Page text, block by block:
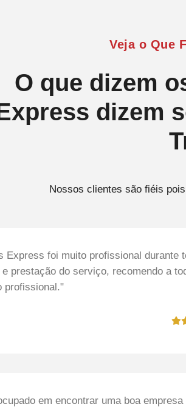
Veja o Que
O que dizem
dizem
Nossos clientes são fiéis
Express foi muito profissional durante
e prestação do serviço, recomendo a
profissional."
em encontrar uma boa empresa